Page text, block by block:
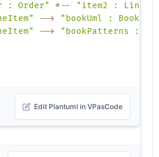
: Order"
*--
"item2 :
--> "bookUml : Book"
--> "bookPatterns :
Edit Plantuml in VPasCode